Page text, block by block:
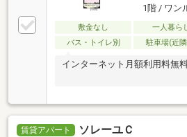
1階 / ワン
敷金なし 一人暮ら
バス・トイレ別
駐車場(近
インターネット月額利用料無
賃貸アパート ソレーユＣ